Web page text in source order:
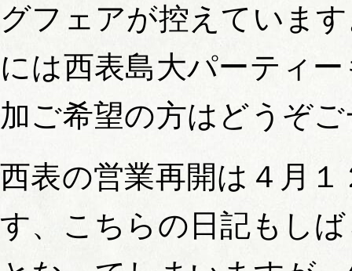
グフェアが控えていま
には西表島大パーティ
加ご希望の方はどうぞ
西表の営業再開は４月
す、こちらの日記もし